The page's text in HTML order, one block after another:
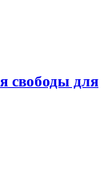
свободы для